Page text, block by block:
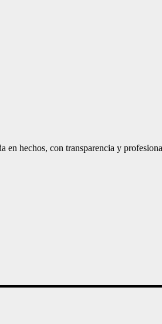
en hechos, con transparencia y